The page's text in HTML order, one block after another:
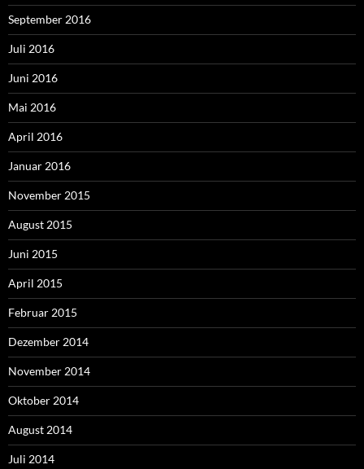
September 2016
Juli 2016
Juni 2016
Mai 2016
April 2016
Januar 2016
November 2015
August 2015
Juni 2015
April 2015
Februar 2015
Dezember 2014
November 2014
Oktober 2014
August 2014
Juli 2014